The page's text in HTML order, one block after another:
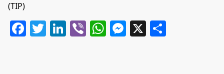
(TIP)
Facebook
Twitter
LinkedIn
ViberWhatsApp
Messenger
X